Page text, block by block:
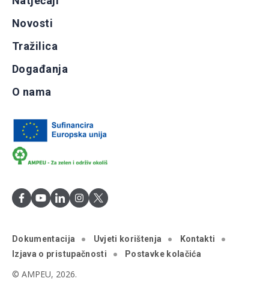
Novosti
Tražilica
Događanja
O nama
Dokumentacija Uvjeti korištenja
Kontakti
Izjava o pristupačnosti
Postavke kolačića
© AMPEU, 2026.